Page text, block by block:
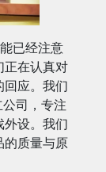
已经注意
正在认真对
应。 我们
司，专注
设。我们
的质量与原